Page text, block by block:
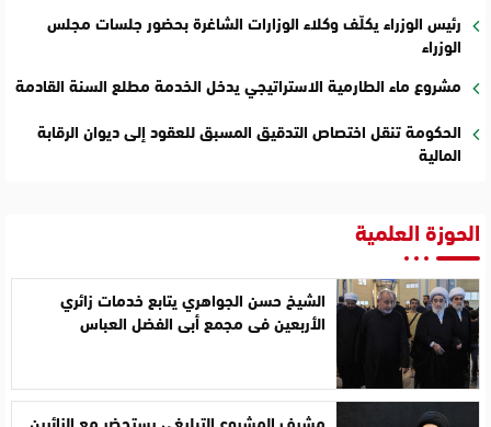
رئيس الوزراء يكلّف وكلاء الوزارات الشاغرة بحضور جلسات مجلس
الوزراء
مشروع ماء الطارمية الاستراتيجي يدخل الخدمة مطلع السنة القادمة
الحكومة تنقل اختصاص التدقيق المسبق للعقود إلى ديوان الرقابة
المالية
الحوزة العلمية
الشيخ حسن الجواهري يتابع خدمات زائري
الأربعين في مجمع أبي الفضل العباس